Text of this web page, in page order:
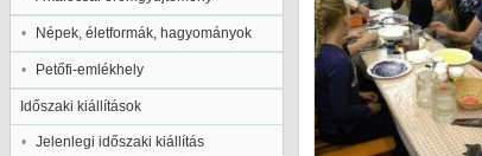
Népek, életformák, hagyományok
Petőfi-emlékhely
Időszaki kiállítások
Jelenlegi időszaki kiállítás